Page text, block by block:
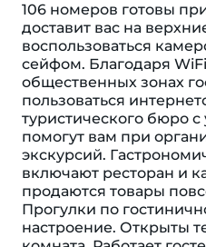
106 номеров готовы
доставит вас на
воспользоваться
сейфом. Благодаря
общественных зонах
пользоваться
туристического бюро
помогут вам при
экскурсий.
включают ресторан и
продаются товары
Прогулки по
настроение. Открыты